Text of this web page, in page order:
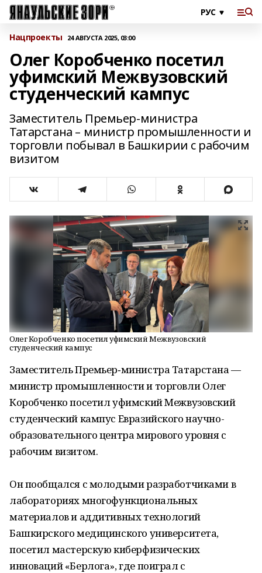
Нацпроекты 24 АВГУСТА 2025, 03:00
Олег Коробченко посетил
уфимский Межвузовский
студенческий кампус
Заместитель Премьер-министра
Татарстана – министр промышленности и
торговли побывал в Башкирии с рабочим
визитом
Олег Коробченко посетил уфимский Межвузовский
студенческий кампус
Заместитель Премьер‑министра Татарстана —
министр промышленности и торговли Олег
Коробченко посетил уфимский Межвузовский
студенческий кампус Евразийского научно-
образовательного центра мирового уровня с
рабочим визитом.
Он пообщался с молодыми разработчиками в
лабораториях многофункциональных
материалов и аддитивных технологий
Башкирского медицинского университета,
посетил мастерскую киберфизических
инноваций «Берлога», где поиграл с